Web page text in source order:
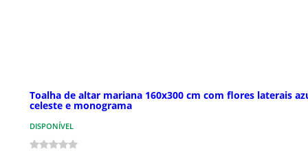
Toalha de altar mariana 160x300 cm com flores laterais
celeste e monograma
DISPONÍVEL